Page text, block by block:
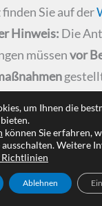
Sie auf der
Hinweis: Die
müssenvor
für Ihre
Ideen
um Ihnen die
können Sie erfahren,
Weitere
Ablehnen